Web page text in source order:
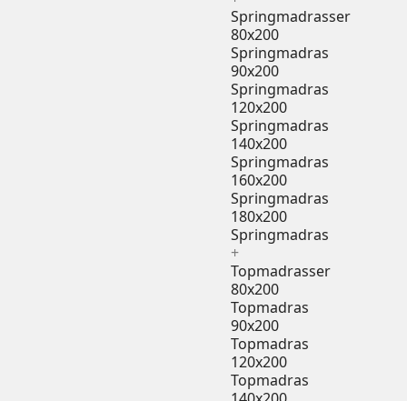
Springmadrasser
80x200
Springmadras
90x200
Springmadras
120x200
Springmadras
140x200
Springmadras
160x200
Springmadras
180x200
Springmadras
+
Topmadrasser
80x200
Topmadras
90x200
Topmadras
120x200
Topmadras